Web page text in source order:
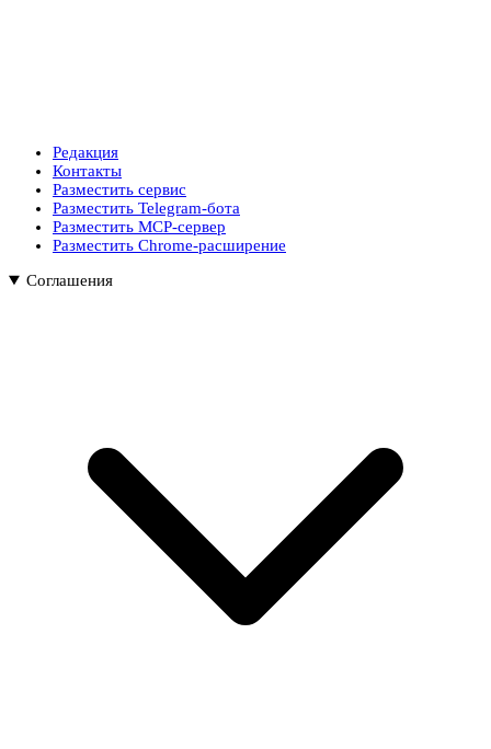
Редакция
Контакты
Разместить сервис
Разместить Telegram-бота
Разместить MCP-сервер
Разместить Chrome-расширение
Соглашения